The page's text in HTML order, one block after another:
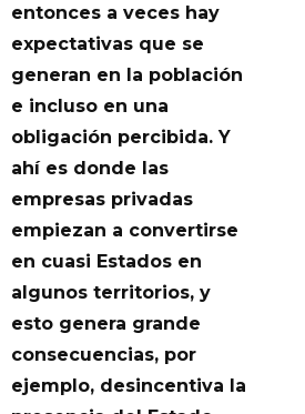
entonces a veces hay
expectativas que se
generan en la población
e incluso en una
obligación percibida. Y
ahí es donde las
empresas privadas
empiezan a convertirse
en cuasi Estados en
algunos territorios, y
esto genera grande
consecuencias, por
ejemplo, desincentiva la